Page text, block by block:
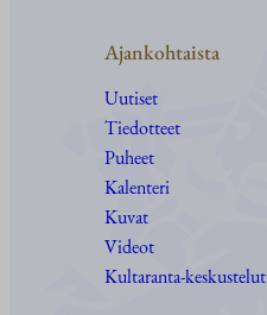
Ajankohtaista
Uutiset
Tiedotteet
Puheet
Kalenteri
Kuvat
Videot
Kultaranta-keskustelut